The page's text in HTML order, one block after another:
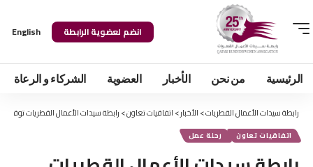
انضم لعضوية الرابطة English
الرئيسية من نحن الأخبار العضوية الشركاء و الرعاة
رابطة سيدات الأعمال القطريات> الأخبار> اتفاقيات تعاون> رابطة سيدات الأعمال القطريات
اتفاقيات تعاون رحلة عمل